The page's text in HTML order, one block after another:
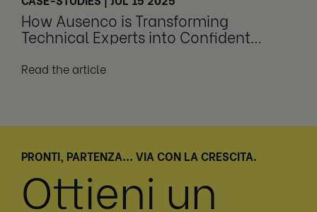
How Ausenco is Transforming
Technical Experts into Confident
Read the article
PRONTI, PARTENZA... VIA CON LA CRESCITA.
Ottieni un